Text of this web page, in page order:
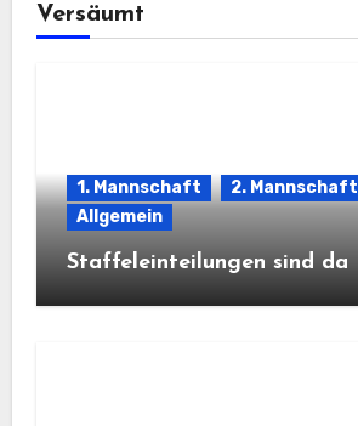
Versäumt
1. Mannschaft
2. Mannschaft
Allgemein
Staffeleinteilungen sind da